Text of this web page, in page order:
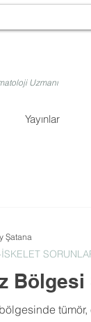
Uzmanı
Yayınlar
Bölgesi
tümör,
Şatana